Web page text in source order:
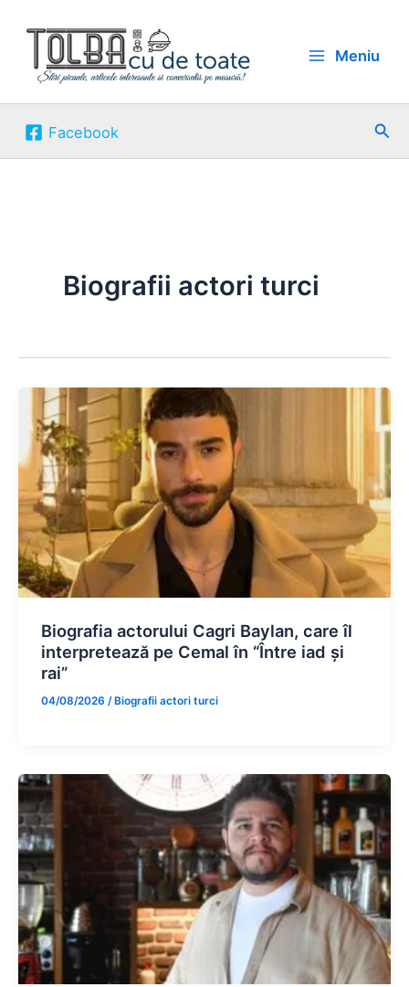
content
Meniu
Facebook
Biografii actori turci
Biografia actorului Cagri Baylan, care îl
interpretează pe Cemal în “Între iad și
rai”
04/08/2026 /Biografii actori turci